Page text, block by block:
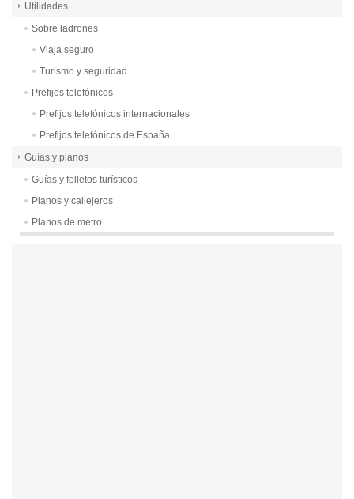
Utilidades
Sobre ladrones
Viaja seguro
Turismo y seguridad
Prefijos telefónicos
Prefijos telefónicos internacionales
Prefijos telefónicos de España
Guías y planos
Guías y folletos turísticos
Planos y callejeros
Planos de metro